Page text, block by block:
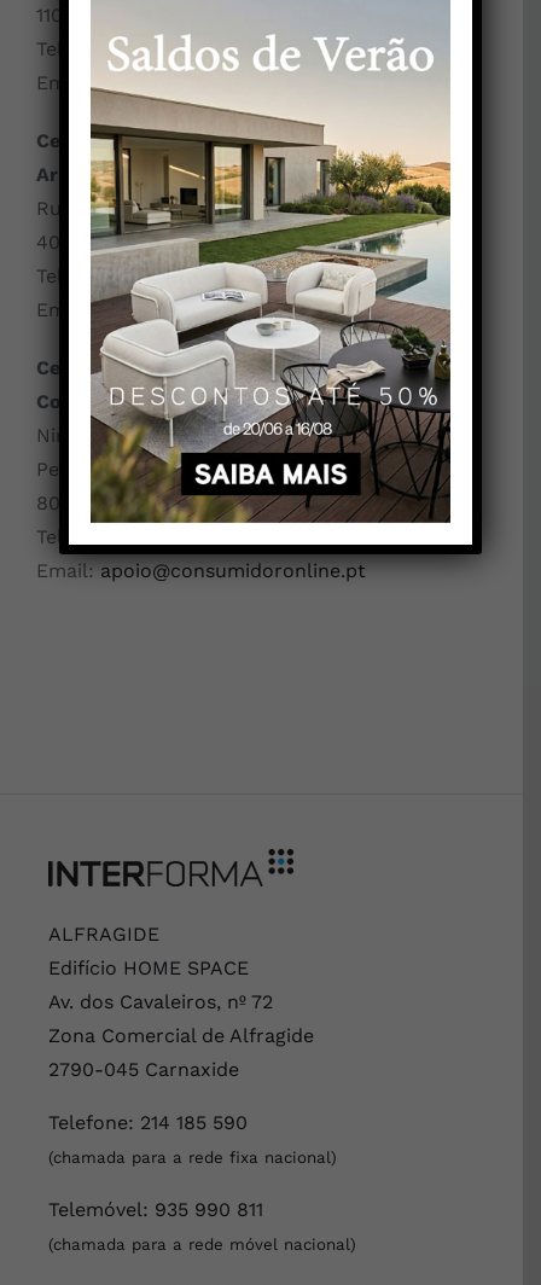
1100 – 207 Lisboa
Telef: 218 80 70 30
Email:juridico@centroarbitragemlisboa.pt
Centro de Informação de Consumo e
Arbitragem do Porto (CICAP)
Rua Damião de Góis n.º 31,Loja 6
4050-225 Porto
Telef: 225 508 349
Email: cicap@cicap.pt
Centro de Arbitragem de Conflitos do
Consumo – Faro (CIMAAL)
Ninho de Empresas,Edif. ANJE – Estrada da
Penha,3º,Sala 26,
8000-000 Faro
Telef: 289 823 135
Email: apoio@consumidoronline.pt
ALFRAGIDE
Edifício HOME SPACE
Av. dos Cavaleiros, nº 72
Zona Comercial de Alfragide
2790-045 Carnaxide
Telefone: 214 185 590
(chamada para a rede fixa nacional)
Telemóvel: 935 990 811
(chamada para a rede móvel nacional)